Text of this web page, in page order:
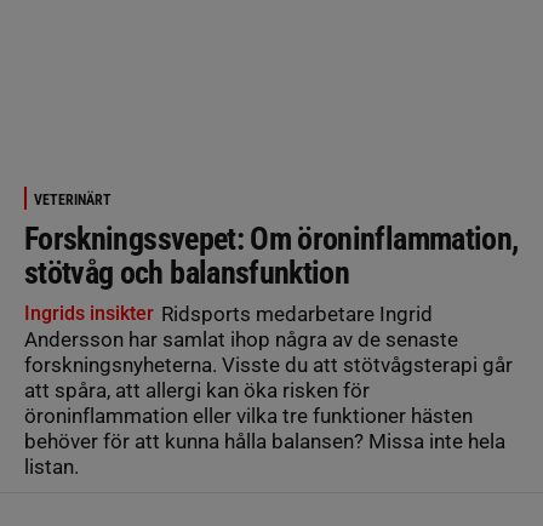
VETERINÄRT
Forskningssvepet: Om öroninflammation,
stötvåg och balansfunktion
Ingrids insikter Ridsports medarbetare Ingrid
Andersson har samlat ihop några av de senaste
forskningsnyheterna. Visste du att stötvågsterapi går
att spåra, att allergi kan öka risken för
öroninflammation eller vilka tre funktioner hästen
behöver för att kunna hålla balansen? Missa inte hela
listan.